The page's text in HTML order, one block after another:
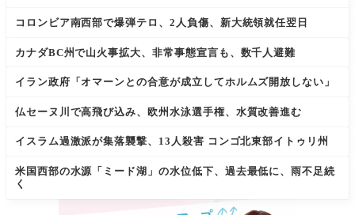
コロンビア南西部で爆弾テロ、2人負傷、新大統領就任翌日
カナダBC州で山火事拡大、非常事態宣言も、数千人避難
イラン政府「オマーンとの合意が成立してホルムズ開放しない」
仏セーヌ川で高飛び込み、欧州水泳選手権、水質改善進む
イスラム過激派が集落襲撃、13人殺害 コンゴ北東部イトゥリ州
米国西部の水源「ミード湖」の水位低下、過去最低に、雨不足続
く